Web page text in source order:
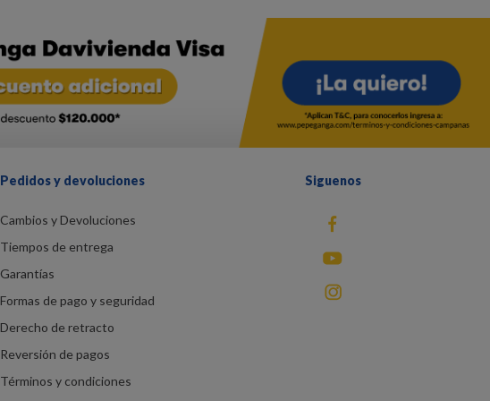
Pedidos y devoluciones
Cambios y Devoluciones
Tiempos de entrega
Garantías
Formas de pago y seguridad
Derecho de retracto
Reversión de pagos
Términos y condiciones
Siguenos
fb
You Tube
instagram